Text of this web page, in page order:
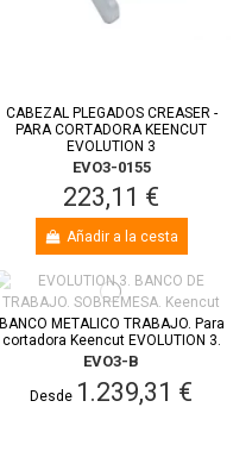
CABEZAL PLEGADOS CREASER -
PARA CORTADORA KEENCUT
EVOLUTION 3
EVO3-0155
223,11 €
Añadir a la cesta
BANCO METALICO TRABAJO. Para
cortadora Keencut EVOLUTION 3.
EVO3-B
Desde 1.239,31 €